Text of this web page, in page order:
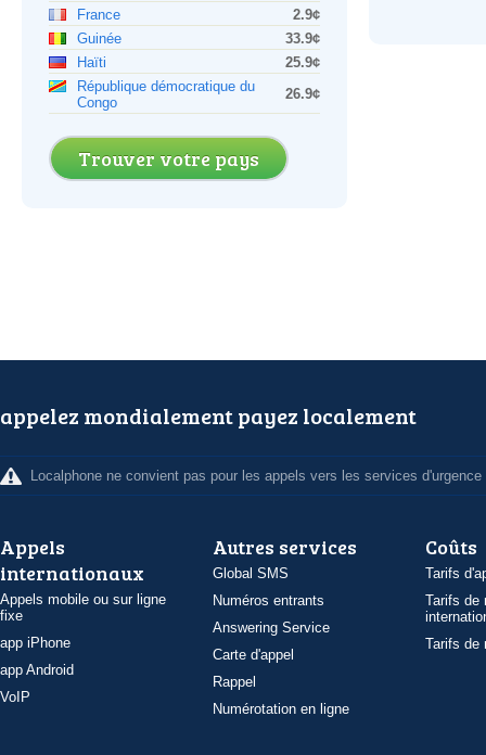
France
2.9¢
Guinée
33.9¢
Haïti
25.9¢
République démocratique du
Congo
26.9¢
Trouver votre pays
appelez mondialement payez localement
Localphone ne convient pas pour les appels vers les services d'urgence
Appels
internationaux
Appels mobile ou sur ligne
fixe
app iPhone
app Android
VoIP
Autres services
Global SMS
Numéros entrants
Answering Service
Carte d'appel
Rappel
Numérotation en ligne
Coûts
Tarifs
Tarifs de
Tarifs de